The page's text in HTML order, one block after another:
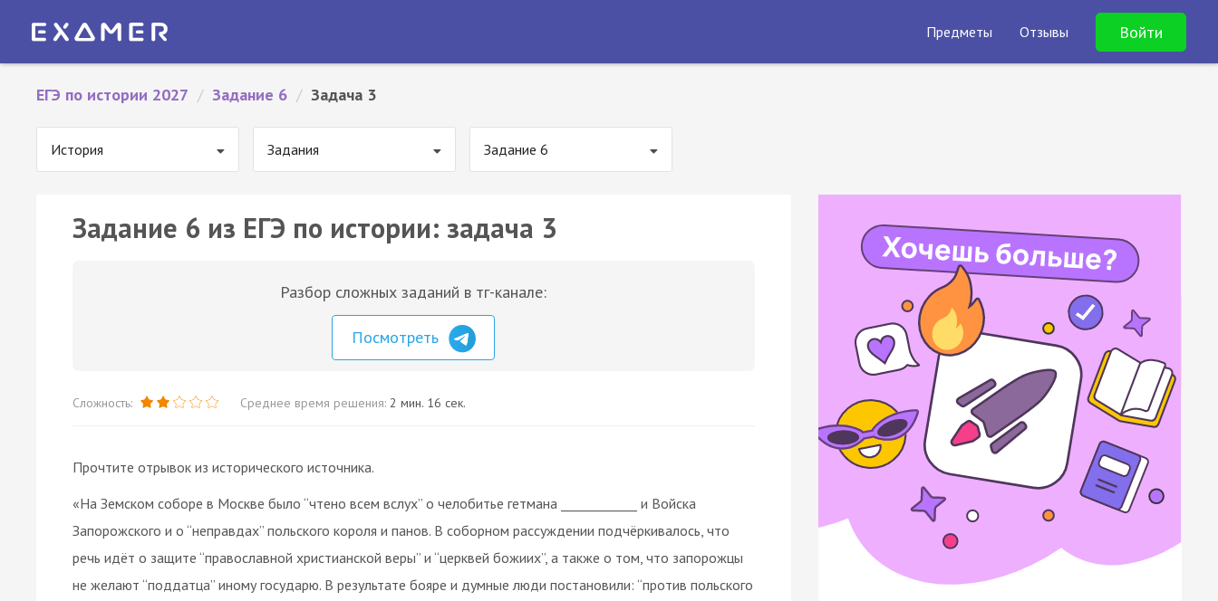
Предметы Отзывы Войти
ЕГЭ по истории 2027 / Задание 6 / Задача 3
История Задания Задание 6
Задание 6 из ЕГЭ по истории: задача 3
Разбор сложных заданий в тг-канале:
Посмотреть
Сложность: Среднее время решения: 2 мин. 16 сек.
Прочтите отрывок из исторического источника.
«На Земском соборе в Москве было “чтено всем вслух” о челобитье гетмана ____________ и Войска
Запорожского и о “неправдах” польского короля и панов. В соборном рассуждении подчёркивалось, что
речь идёт о защите “православной христианской веры” и “церквей божиих”, а также о том, что запорожцы
не желают “поддатца” иному государю. В результате бояре и думные люди постановили: “против польского